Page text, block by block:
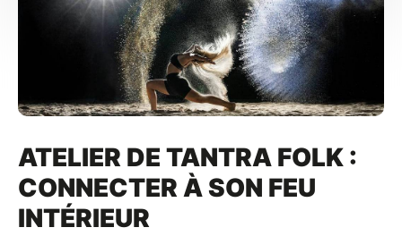
ATELIER DE TANTRA FOLK :
CONNECTER À SON FEU
INTÉRIEUR